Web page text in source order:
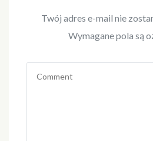
Twój adres e-mail nie
Wymagane pola są